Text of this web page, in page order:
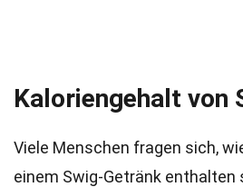
Kaloriengehalt von
Viele Menschen fragen sich,
einem Swig-Getränk enthalten